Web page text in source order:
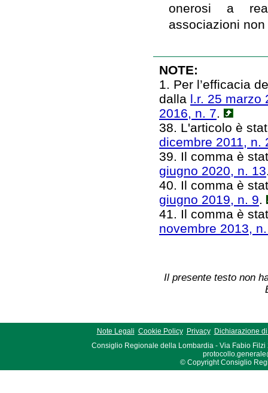
onerosi a
associazioni
NOTE:
1. Per l’efficacia
dalla l.r. 25 marzo
2016, n. 7.
38. L'articolo è
dicembre 2011, n.
39. Il comma è
giugno 2020, n. 13
40. Il comma è
giugno 2019, n. 9.
41. Il comma è
novembre 2013,
Il presente testo non
Note Legali Cookie Policy Privacy
Dichiarazione
Consiglio Regionale della Lombardia - Via Fabio Filzi
© Copyright Consiglio